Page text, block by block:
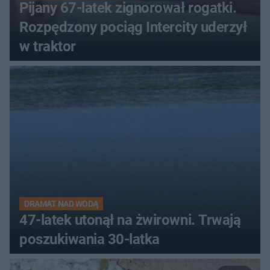
Pijany 67-latek zignorował rogatki.
Rozpędzony pociąg Intercity uderzył
w traktor
DRAMAT NAD WODĄ
47-latek utonął na żwirowni. Trwają
poszukiwania 30-latka